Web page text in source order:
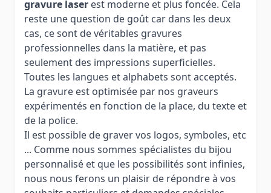
gravure laser est moderne et plus foncée. Cela
reste une question de goût car dans les deux
cas, ce sont de véritables gravures
professionnelles dans la matière, et pas
seulement des impressions superficielles.
Toutes les langues et alphabets sont acceptés.
La gravure est optimisée par nos graveurs
expérimentés en fonction de la place, du texte et
de la police.
Il est possible de graver vos logos, symboles, etc
... Comme nous sommes spécialistes du bijou
personnalisé et que les possibilités sont infinies,
nous nous ferons un plaisir de répondre à vos